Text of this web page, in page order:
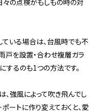
々の点検がもしもの時の対
ている場合は、台風時でも不
戸を設置・合わせ複層ガラ
するのも1つの方法です。
強風によって吹き飛んでし
ートに作り変えておくと、愛